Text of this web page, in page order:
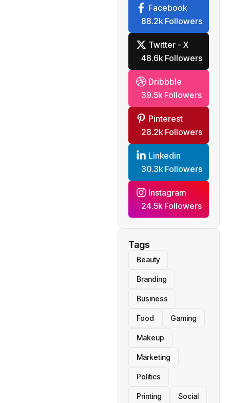
Facebook
88.2k Followers
Twitter - X
48.6k Followers
Dribbble
39.5k Followers
Pinterest
28.2k Followers
Linkedin
30.3k Followers
Instagram
24.5k Followers
Tags
Beauty
Branding
Business
Food Gaming
Makeup
Marketing
Politics
Printing Social